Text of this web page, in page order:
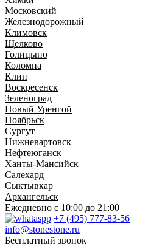
Московский
Железнодорожный
Климовск
Щелково
Голицыно
Коломна
Клин
Воскресенск
Зеленоград
Новый Уренгой
Ноябрьск
Сургут
Нижневартовск
Нефтеюганск
Ханты-Мансийск
Салехард
Сыктывкар
Архангельск
Ежедневно с 10:00 до 21:00
+7 (495) 777-83-56
info@stonestone.ru
Бесплатный звонок